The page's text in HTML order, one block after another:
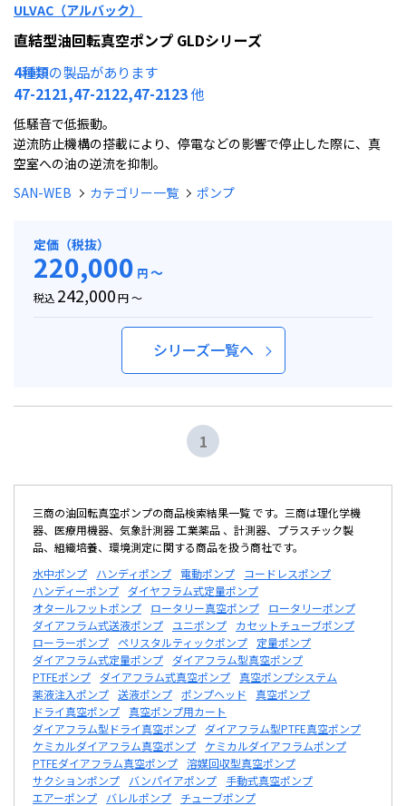
ULVAC（アルバック）
直結型油回転真空ポンプ GLDシリーズ
4種類の製品があります
47-2121,47-2122,47-2123他
低騒音で低振動。
逆流防止機構の搭載により、停電などの影響で停止した際に、真
空室への油の逆流を抑制。
SAN-WEB
カテゴリー一覧 ポンプ
定価（税抜）
220,000 円～
税込 242,000円 ～
シリーズ一覧へ
1
三商の油回転真空ポンプの商品検索結果一覧 です。三商は理化学機
器、医療用機器、気象計測器 工業薬品 、計測器、プラスチック製
品、組織培養、環境測定に関する商品を扱う商社です。
水中ポンプ
ハンディポンプ 電動ポンプ
コードレスポンプ
ハンディーポンプ
ダイヤフラム式定量ポンプ
オタールフットポンプ
ロータリー真空ポンプ
ロータリーポンプ
ダイアフラム式送液ポンプ
ユニポンプ
カセットチューブポンプ
ローラーポンプ
ペリスタルティックポンプ
定量ポンプ
ダイアフラム式定量ポンプ
ダイアフラム型真空ポンプ
PTFEポンプ
ダイアフラム式真空ポンプ
真空ポンプシステム
薬液注入ポンプ 送液ポンプ ポンプヘッド
真空ポンプ
ドライ真空ポンプ
真空ポンプ用カート
ダイアフラム型ドライ真空ポンプ
ダイアフラム型PTFE真空ポンプ
ケミカルダイアフラム真空ポンプ
ケミカルダイアフラムポンプ
PTFEダイアフラム真空ポンプ 溶媒回収型真空ポンプ
サクションポンプ
バンパイアポンプ
手動式真空ポンプ
エアーポンプ
バレルポンプ
チューブポンプ